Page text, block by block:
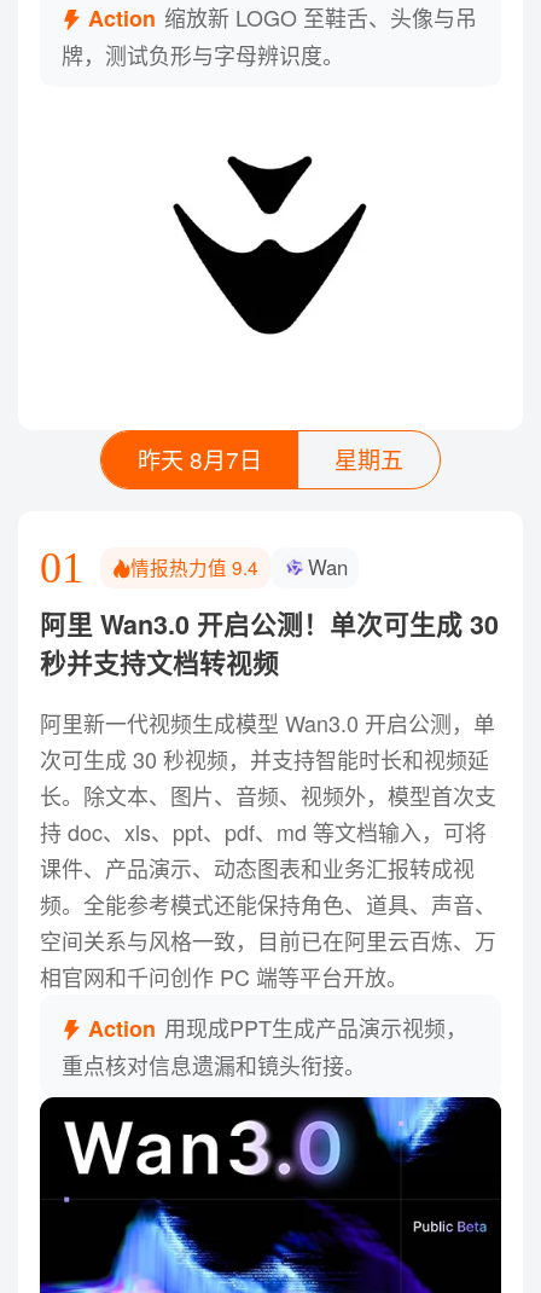
Action 缩放新 LOGO 至鞋舌、头像与吊
牌，测试负形与字母辨识度。
昨天 8月7日 星期五
01 情报热力值9.4 Wan
阿里 Wan3.0 开启公测！单次可生成 30
秒并支持文档转视频
阿里新一代视频生成模型 Wan3.0 开启公测，单
次可生成 30 秒视频，并支持智能时长和视频延
长。除文本、图片、音频、视频外，模型首次支
持 doc、xls、ppt、pdf、md 等文档输入，可将
课件、产品演示、动态图表和业务汇报转成视
频。全能参考模式还能保持角色、道具、声音、
空间关系与风格一致，目前已在阿里云百炼、万
相官网和千问创作 PC 端等平台开放。
Action 用现成PPT生成产品演示视频，
重点核对信息遗漏和镜头衔接。